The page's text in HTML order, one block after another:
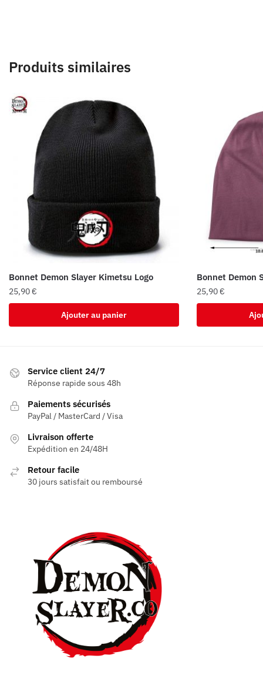
Produits similaires
Bonnet Demon Slayer Kimetsu Logo
25,90€
Ajouter au panier
Bonnet Demon
25,90€
Service client 24/7
Réponse rapide sous 48h
Paiements sécurisés
PayPal / MasterCard / Visa
Livraison offerte
Expédition en 24/48H
Retour facile
30 jours satisfait ou remboursé